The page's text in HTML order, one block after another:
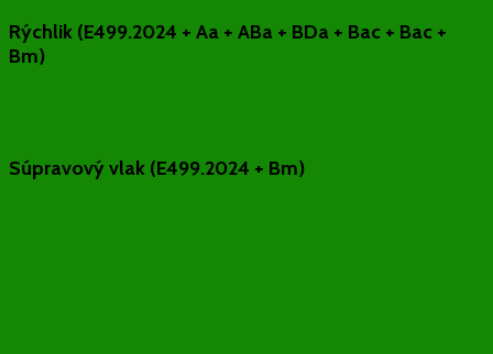
Rýchlik (E499.2024 + Aa + ABa + BDa + Bac + Bac +
Bm)
Súpravový vlak (E499.2024 + Bm)